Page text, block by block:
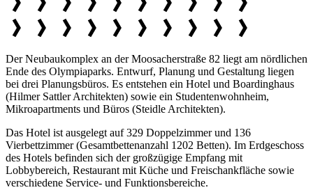
Der Neubaukomplex an der Moosacherstraße 82 liegt am nördlichen
Ende des Olympiaparks. Entwurf, Planung und Gestaltung liegen
bei drei Planungsbüros. Es entstehen ein Hotel und Boardinghaus
(Hilmer Sattler Architekten) sowie ein Studentenwohnheim,
Mikroapartments und Büros (Steidle Architekten).
Das Hotel ist ausgelegt auf 329 Doppelzimmer und 136
Vierbettzimmer (Gesamtbettenanzahl 1202 Betten). Im Erdgeschoss
des Hotels befinden sich der großzügige Empfang mit
Lobbybereich, Restaurant mit Küche und Freischankfläche sowie
verschiedene Service- und Funktionsbereiche.